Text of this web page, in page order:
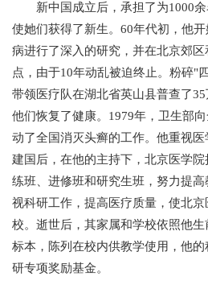
新中国成立后，承担了为1000
使她们获得了新生。60年代初，他
病进行了深入的研究，并在北京郊
点，由于10年动乱被迫终止。粉碎"
带领医疗队在湖北省英山县普查了
他们恢复了健康。1979年，卫生部
动了全国消灭头癣的工作。他重视医
建国后，在他的主持下，北京医学院
练班、进修班和研究生班，努力提
视科研工作，提高医疗质量，使北
校。逝世后，其家属和学校依照他
标本，陈列在校内供教学使用，他
研专项奖励基金。